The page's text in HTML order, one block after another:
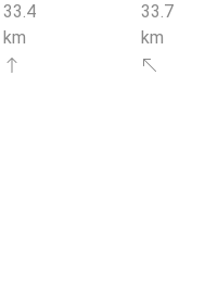
33.4
km
33.7
km